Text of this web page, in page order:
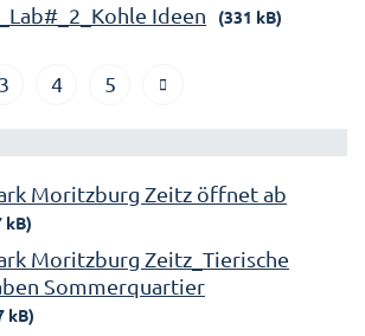
Ideen (331 kB)
3 4 5
Moritzburg Zeitz öffnet ab
kB)
Moritzburg Zeitz_Tierische
Sommerquartier
kB)